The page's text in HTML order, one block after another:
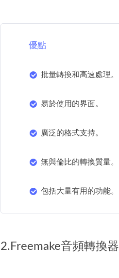
優點
批量轉換和高速處理。
易於使用的界面。
廣泛的格式支持。
無與倫比的轉換質量。
包括大量有用的功能。
2.Freemake音頻轉換器